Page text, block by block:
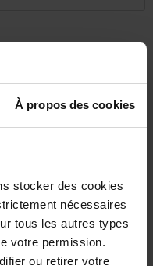
À propos des cookies
stocker des cookies
nécessaires
tous les autres types
votre permission.
ou retirer votre